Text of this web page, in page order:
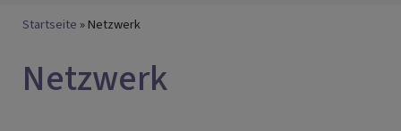
Breadcrumb
Startseite Netzwerk
Netzwerk